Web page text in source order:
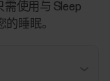
使用与 Sleep
的睡眠。